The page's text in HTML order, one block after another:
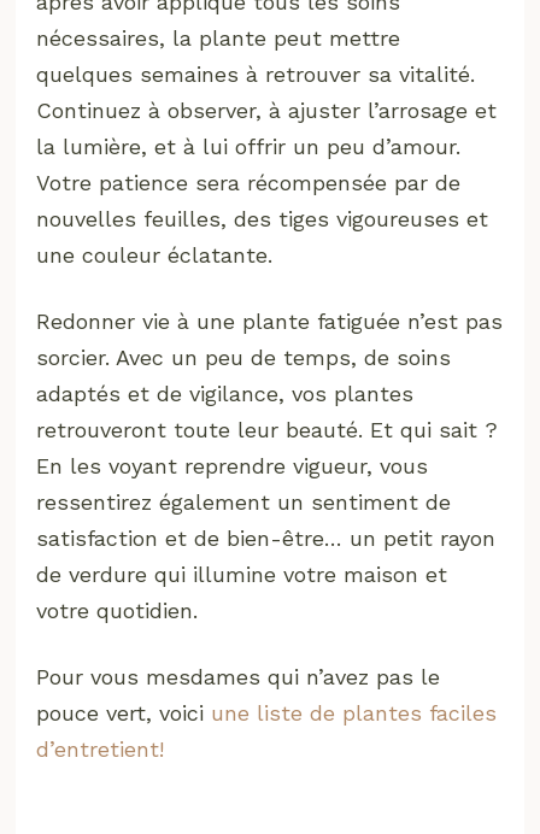
nécessaires, la plante peut mettre
quelques semaines à retrouver sa vitalité.
Continuez à observer, à ajuster l’arrosage et
la lumière, et à lui offrir un peu d’amour.
Votre patience sera récompensée par de
nouvelles feuilles, des tiges vigoureuses et
une couleur éclatante.
Redonner vie à une plante fatiguée n’est pas
sorcier. Avec un peu de temps, de soins
adaptés et de vigilance, vos plantes
retrouveront toute leur beauté. Et qui sait ?
En les voyant reprendre vigueur, vous
ressentirez également un sentiment de
satisfaction et de bien-être… un petit rayon
de verdure qui illumine votre maison et
votre quotidien.
Pour vous mesdames qui n’avez pas le
pouce vert, voici une liste de plantes faciles
d’entretient!